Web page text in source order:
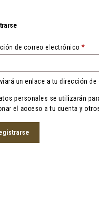
de correo electrónico*
un enlace a tu dirección
personales se utilizarán
el acceso a tu cuenta y